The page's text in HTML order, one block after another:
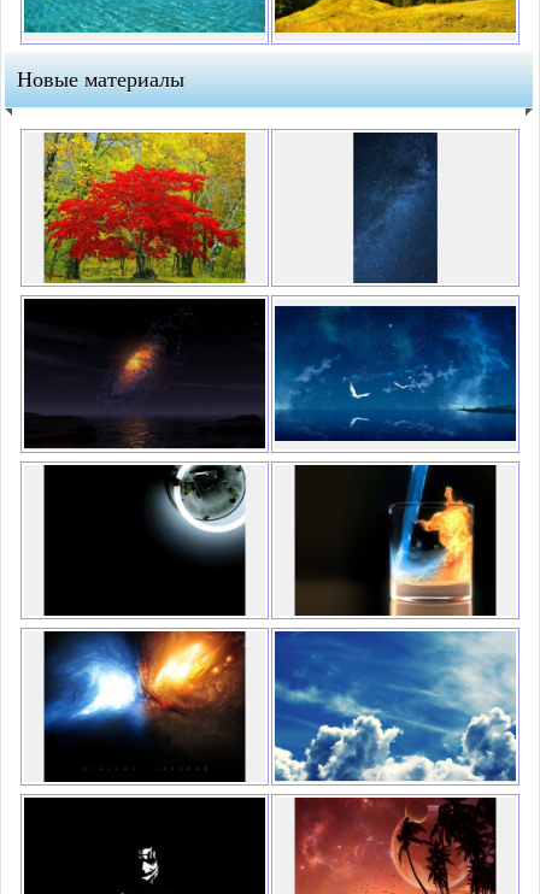
Новые материалы